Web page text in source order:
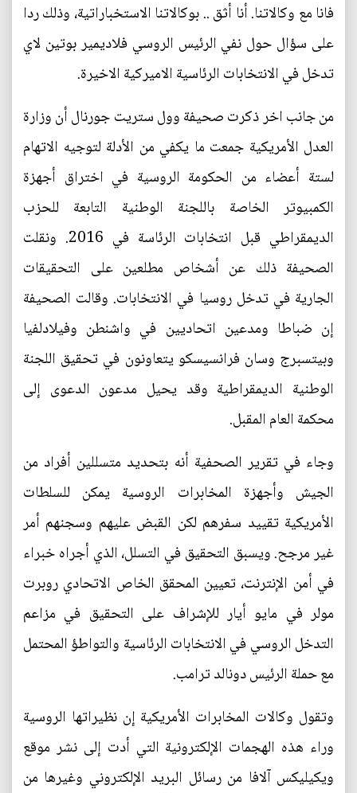
فانا مع وكالاتنا. أنا أثق .. بوكالاتنا الاستخباراتية، وذلك ردا
على سؤال حول نفي الرئيس الروسي فلاديمير بوتين لاي
تدخل في الانتخابات الرئاسية الاميركية الاخيرة.
من جانب اخر ذكرت صحيفة وول ستريت جورنال أن وزارة
العدل الأمريكية جمعت ما يكفي من الأدلة لتوجيه الاتهام
لستة أعضاء من الحكومة الروسية في اختراق أجهزة
الكمبيوتر الخاصة باللجنة الوطنية التابعة للحزب
الديمقراطي قبل انتخابات الرئاسة في 2016. ونقلت
الصحيفة ذلك عن أشخاص مطلعين على التحقيقات
الجارية في تدخل روسيا في الانتخابات. وقالت الصحيفة
إن ضباطا ومدعين اتحاديين في واشنطن وفيلادلفيا
وبيتسبرج وسان فرانسيسكو يتعاونون في تحقيق اللجنة
الوطنية الديمقراطية وقد يحيل مدعون الدعوى إلى
محكمة العام المقبل.
وجاء في تقرير الصحفية أنه بتحديد متسللين أفراد من
الجيش وأجهزة المخابرات الروسية يمكن للسلطات
الأمريكية تقييد سفرهم لكن القبض عليهم وسجنهم أمر
غير مرجح. ويسبق التحقيق في التسلل، الذي أجراه خبراء
في أمن الإنترنت، تعيين المحقق الخاص الاتحادي روبرت
مولر في مايو أيار للإشراف على التحقيق في مزاعم
التدخل الروسي في الانتخابات الرئاسية والتواطؤ المحتمل
مع حملة الرئيس دونالد ترامب.
وتقول وكالات المخابرات الأمريكية إن نظيراتها الروسية
وراء هذه الهجمات الإلكترونية التي أدت إلى نشر موقع
ويكيليكس آلافا من رسائل البريد الإلكتروني وغيرها من